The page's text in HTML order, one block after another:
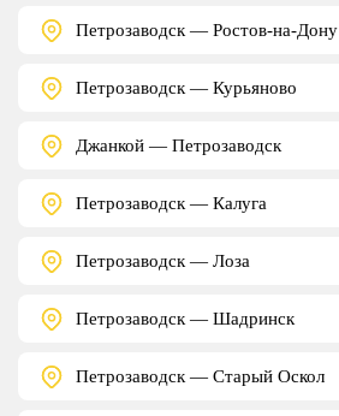
Петрозаводск — Ростов-на-Дону
Петрозаводск — Курьяново
Джанкой — Петрозаводск
Петрозаводск — Калуга
Петрозаводск — Лоза
Петрозаводск — Шадринск
Петрозаводск — Старый Оскол